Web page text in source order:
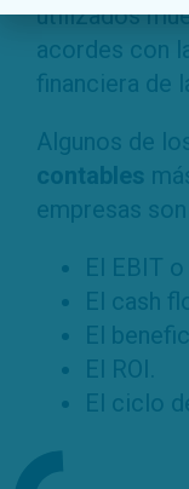
utilizados
acordes con
financiera de
Algunos de
contables
empresas
El EBIT o
El cash
El
El ROI.
El ciclo